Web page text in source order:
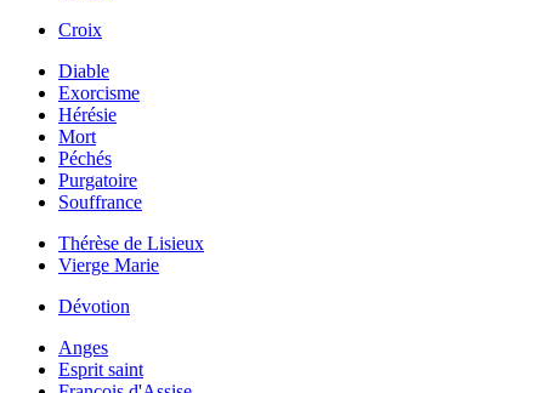
Croix
Diable
Exorcisme
Hérésie
Mort
Péchés
Purgatoire
Souffrance
Thérèse de Lisieux
Vierge Marie
Dévotion
Anges
Esprit saint